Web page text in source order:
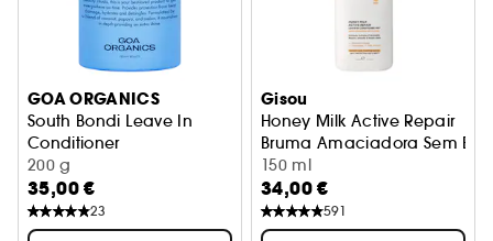
GOA ORGANICS
South Bondi Leave In
Conditioner
Condicionador hidratante sem enxaguamento
200 g
35,00 €
23
Gisou
Honey Milk Active Repair
Bruma Amaciadora Sem
150 ml
34,00 €
591